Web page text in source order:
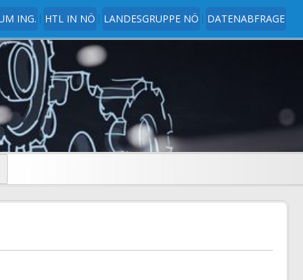
ING. HTL IN NÖ LANDESGRUPPE NÖ DATENABFRAGE